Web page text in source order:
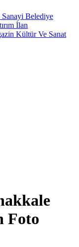
Sanayi Belediye
İlan
Kültür Ve Sanat
Foto